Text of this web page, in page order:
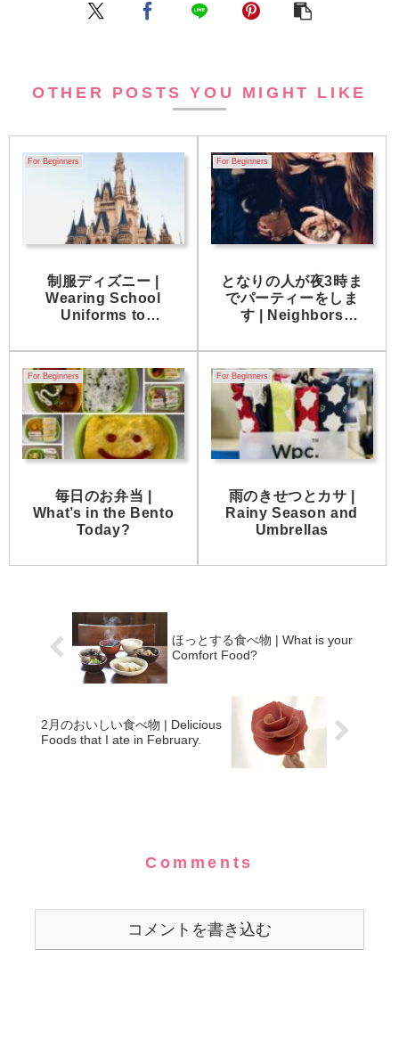
OTHER POSTS YOU MIGHT LIKE
For Beginners
制服ディズニー |
Wearing School
Uniforms to
For Beginners
となりの人が夜3時ま
でパーティーをしま
す | Neighbors
For Beginners
毎日のお弁当 |
What’s in the Bento
Today?
For Beginners
雨のきせつとカサ |
Rainy Season and
Umbrellas
ほっとする食べ物 | What is your
Comfort Food?
2月のおいしい食べ物 | Delicious
Foods that I ate in February.
Comments
コメントを書き込む